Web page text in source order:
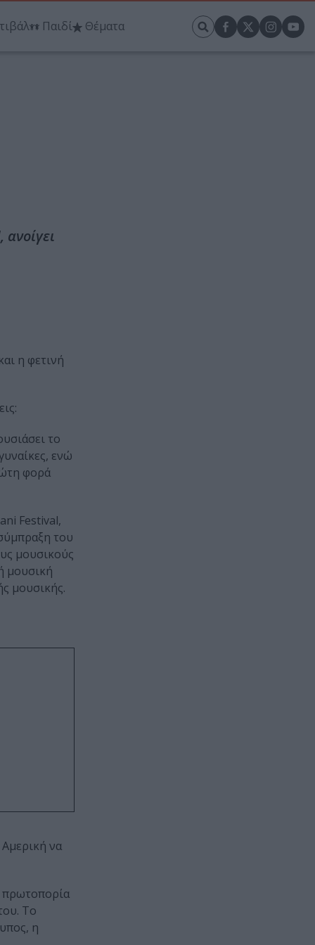
Παιδί Θέματα
η φετινή
το
ενώ
φορά
Festival,
του
μουσικούς
μουσική
μουσικής.
να
πρωτοπορία
Το
η